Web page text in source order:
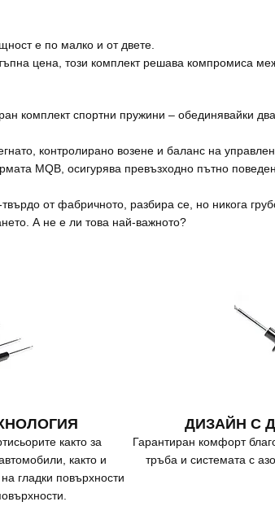
е по малко и от двете.
цена, този комплект решава компромиса
комплект спортни пружини – обединявайки
контролирано возене и баланс на
MQB, осигурява превъзходно пътно
от фабричното, разбира се, но никога
А не е ли това най-важното?
както за
както и
гладки повърхности
ДИЗАЙН С
Гарантиран комфорт
тръба и системата с